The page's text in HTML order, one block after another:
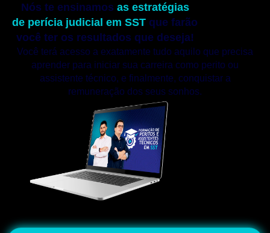
Nós te ensinamos as estratégias
de perícia judicial em SST que farão
você ter os resultados que deseja!
Você terá acesso a exatamente tudo aquilo que precisa
aprender para iniciar sua carreira como perito ou
assistente técnico, e finalmente, conquistar a
remuneração dos seus sonhos.